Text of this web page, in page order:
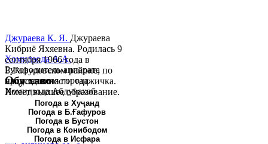
Хомидзода А.А.
Руководитель аппарата
председателя города
Хомидзода Абдувахоб
Абдумаджид родился 8
июня 1978 года в городе
Худжанде. По
национальности...
Джураева К. Я. Джураева
Кибриё Яхяевна. Родилась 9
сентября 1966 года в
Б.Гафуровском районе, по
национальности таджичка.
Имеет высшее образование.
В 1997 ...
Обу хаво
Погода в Хуҷанд
Погода в Б.Ғафуров
Погода в Бустон
Погода в Конибодом
Погода в Исфара